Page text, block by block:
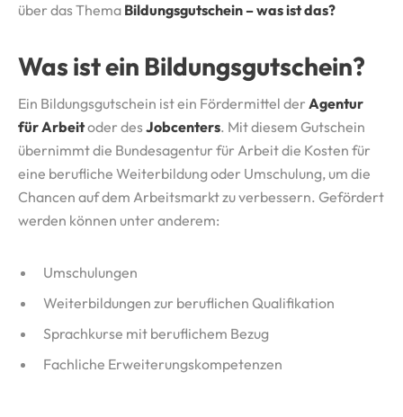
über das Thema Bildungsgutschein – was ist das?
Was ist ein Bildungsgutschein?
Ein Bildungsgutschein ist ein Fördermittel der Agentur
für Arbeitoder desJobcenters. Mit diesem Gutschein
übernimmt die Bundesagentur für Arbeit die Kosten für
eine berufliche Weiterbildung oder Umschulung, um die
Chancen auf dem Arbeitsmarkt zu verbessern. Gefördert
werden können unter anderem:
Umschulungen
Weiterbildungen zur beruflichen Qualifikation
Sprachkurse mit beruflichem Bezug
Fachliche Erweiterungskompetenzen